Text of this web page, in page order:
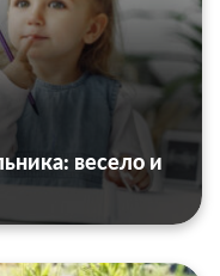
весело и